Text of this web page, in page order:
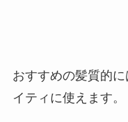
おすすめの髪質的
イティに使えます。